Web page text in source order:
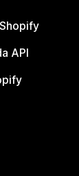
API